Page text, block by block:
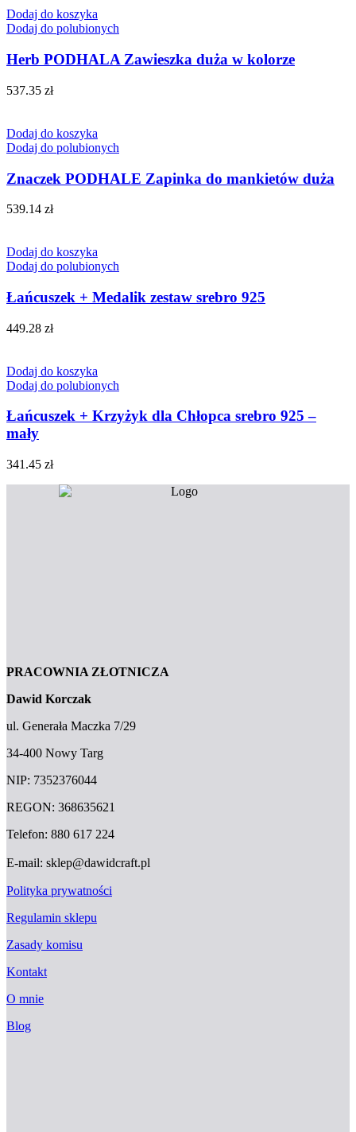
Dodaj do koszyka
Dodaj do polubionych
Herb PODHALA Zawieszka duża w kolorze
537.35 zł
Dodaj do koszyka
Dodaj do polubionych
Znaczek PODHALE Zapinka do mankietów duża
539.14 zł
Dodaj do koszyka
Dodaj do polubionych
Łańcuszek + Medalik zestaw srebro 925
449.28 zł
Dodaj do koszyka
Dodaj do polubionych
Łańcuszek + Krzyżyk dla Chłopca srebro 925 –
mały
341.45 zł
PRACOWNIA ZŁOTNICZA
Dawid Korczak
ul. Generała Maczka 7/29
34-400 Nowy Targ
NIP: 7352376044
REGON: 368635621
Telefon: 880 617 224
E-mail: sklep@dawidcraft.pl
Polityka prywatności
Regulamin sklepu
Zasady komisu
Kontakt
O mnie
Blog